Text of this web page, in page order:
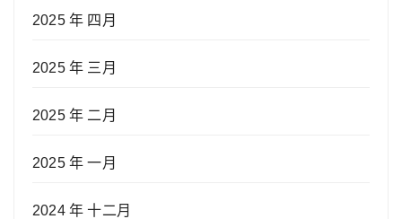
2025 年 四月
2025 年 三月
2025 年 二月
2025 年 一月
2024 年 十二月